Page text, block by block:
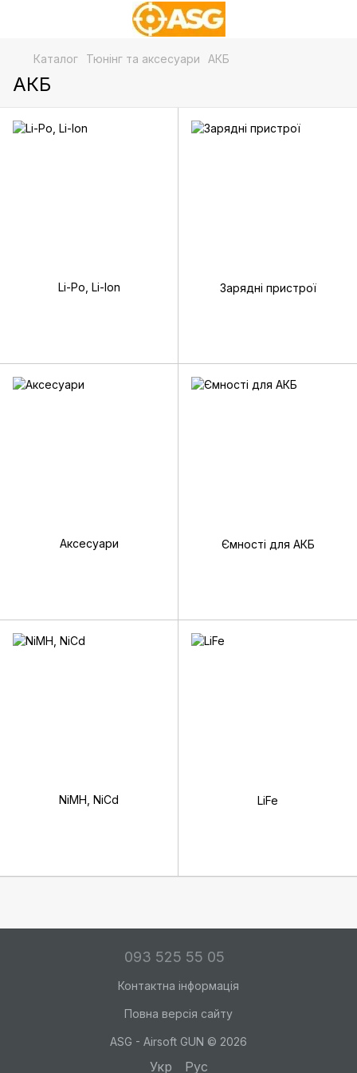
Каталог Тюнінг та аксесуари АКБ
АКБ
Li-Po, Li-Ion Зарядні пристрої
Аксесуари Ємності для АКБ
NiMH, NiCd LiFe
093 525 55 05
Контактна інформація
Повна версія сайту
ASG - Airsoft GUN © 2026
Укр Рус